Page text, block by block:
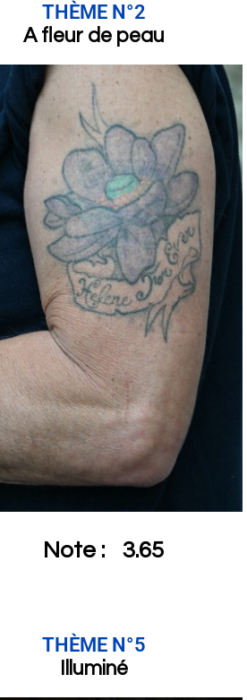
THÈME N°2
A fleur de peau
Note : 3.65
THÈME N°5
Illuminé